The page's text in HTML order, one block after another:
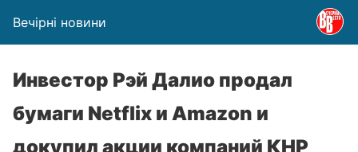
Вечірні новини
Инвестор Рэй Далио продал
бумаги Netflix и Amazon и
докупил акции компаний КНР